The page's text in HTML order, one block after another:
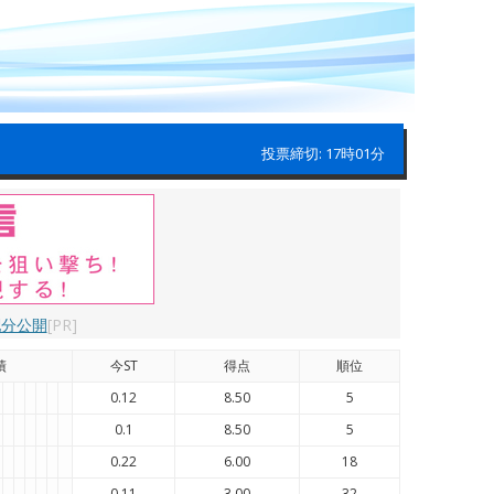
投票締切: 17時01分
公開[PR]
今ST 得点
順位
0.12 8.50
5
0.1 8.50
5
0.22 6.00
18